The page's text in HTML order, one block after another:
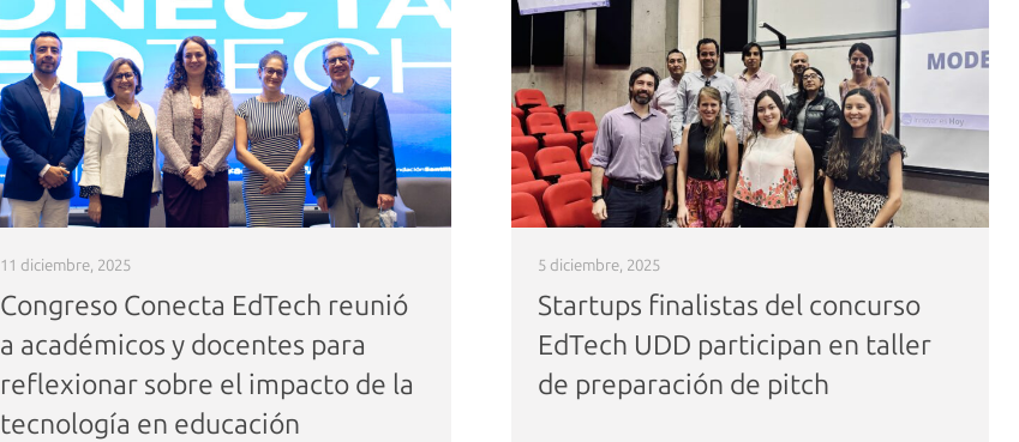
11 diciembre, 2025
Congreso Conecta EdTech reunió
a académicos y docentes para
reflexionar sobre el impacto de la
tecnología en educación
5 diciembre, 2025
Startups finalistas del concurso
EdTech UDD participan en taller
de preparación de pitch